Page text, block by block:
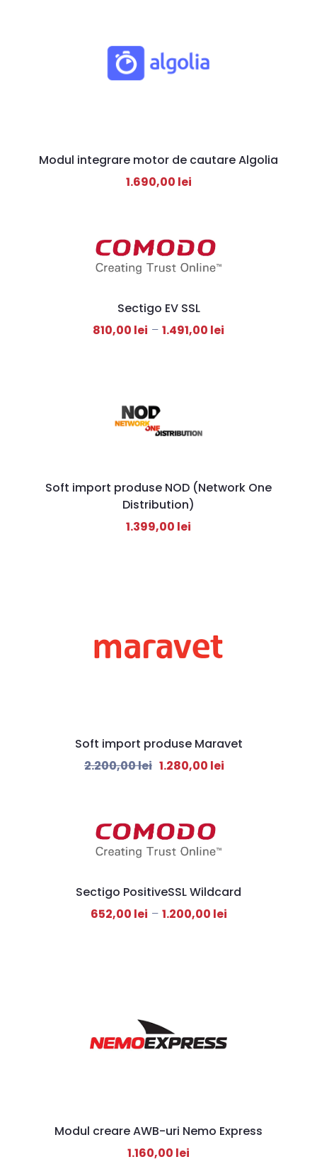
Modul integrare motor de cautare Algolia
1.690,00 lei
Sectigo EV SSL
810,00 lei – 1.491,00 lei
Soft import produse NOD (Network One
Distribution)
1.399,00 lei
Soft import produse Maravet
2.200,00lei 1.280,00 lei
Sectigo PositiveSSL Wildcard
652,00 lei – 1.200,00 lei
Modul creare AWB-uri Nemo Express
1.160,00 lei